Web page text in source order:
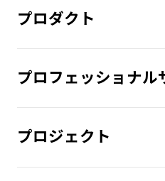
プロダクト
プロフェッショナル
プロジェクト